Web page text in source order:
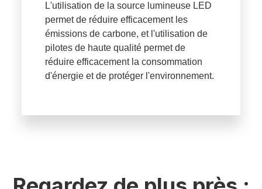
L'utilisation de la source lumineuse LED
permet de réduire efficacement les
émissions de carbone, et l'utilisation de
pilotes de haute qualité permet de
réduire efficacement la consommation
d'énergie et de protéger l'environnement.